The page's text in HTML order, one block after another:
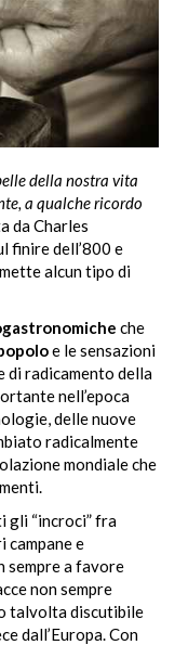
della nostra vita
a qualche ricordo
da Charles
finire dell’800 e
alcun tipo di
che
e le sensazioni
di radicamento della
nell’epoca
delle nuove
radicalmente
mondiale che
gli “incroci” fra
campane e
sempre a favore
non sempre
talvolta discutibile
dall’Europa. Con